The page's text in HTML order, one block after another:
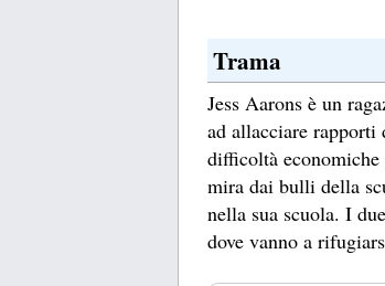
Trama
Jess Aarons è un
ad allacciare
difficoltà
mira dai bulli della
nella sua scuola. I
dove vanno a